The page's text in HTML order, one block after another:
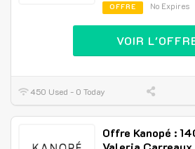
OFFRE No Expires
VOIR
450 Used - 0 Today
Offre Kanopé :